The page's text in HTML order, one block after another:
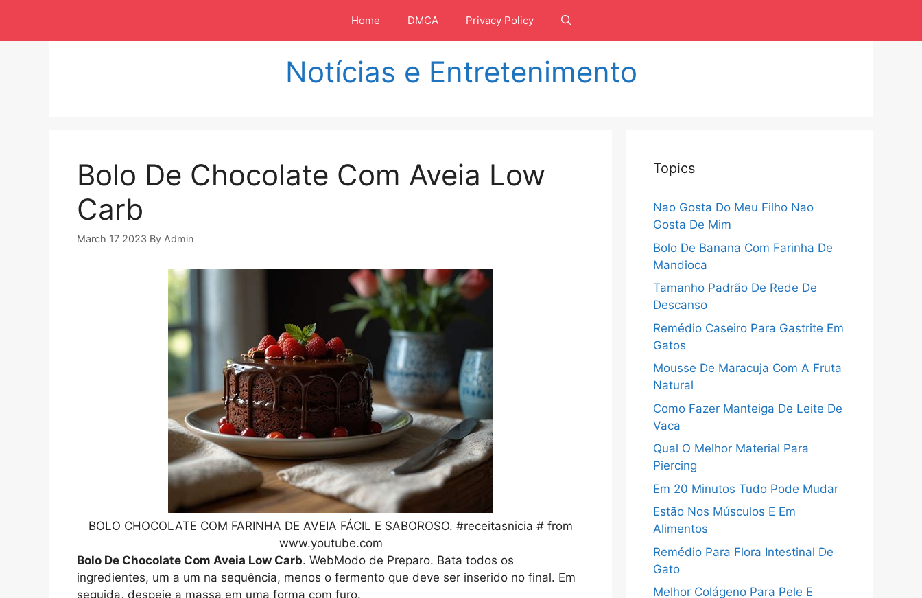
isi
Home DMCA Privacy Policy
Notícias e Entretenimento
Bolo De Chocolate Com Aveia Low
Carb
March 17 2023 By Admin
BOLO CHOCOLATE COM FARINHA DE AVEIA FÁCIL E SABOROSO. #receitasnicia # from
www.youtube.com
Bolo De Chocolate Com Aveia Low Carb. WebModo de Preparo. Bata todos os
ingredientes, um a um na sequência, menos o fermento que deve ser inserido no final. Em
seguida, despeje a massa em uma forma com furo.
Topics
Nao Gosta Do Meu Filho Nao
Gosta De Mim
Bolo De Banana Com Farinha De
Mandioca
Tamanho Padrão De Rede De
Descanso
Remédio Caseiro Para Gastrite Em
Gatos
Mousse De Maracuja Com A Fruta
Natural
Como Fazer Manteiga De Leite De
Vaca
Qual O Melhor Material Para
Piercing
Em 20 Minutos Tudo Pode Mudar
Estão Nos Músculos E Em
Alimentos
Remédio Para Flora Intestinal De
Gato
Melhor Colágeno Para Pele E